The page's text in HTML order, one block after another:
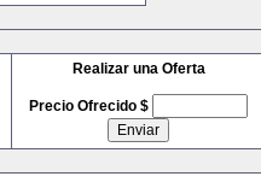
Realizar una Oferta
Precio Ofrecido $